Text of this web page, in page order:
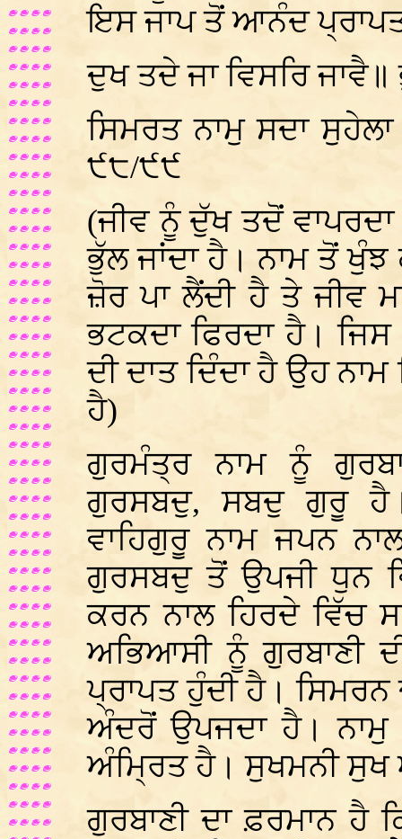
ਇਸ ਜਾਪ ਤੋਂ ਆਨੰਦ
ਦੁਖ ਤਦੇ ਜਾ ਵਿਸਰਿ
ਸਿਮਰਤ ਨਾਮੁ ਸਦਾ
੯੮/੯੯
(ਜੀਵ ਨੂੰ ਦੁੱਖ ਤਦੋਂ
ਭੁੱਲ ਜਾਂਦਾ ਹੈ। ਨਾਮ ਤੋਂ ਖੁੰਝ
ਜ਼ੋਰ ਪਾ ਲੈਂਦੀ ਹੈ ਤੇ ਜੀਵ
ਭਟਕਦਾ ਫਿਰਦਾ ਹੈ।
ਦੀ ਦਾਤ ਦਿੰਦਾ ਹੈ ਉਹ
ਹੈ)
ਗੁਰਮੰਤ੍ਰ ਨਾਮ ਨੂੰ
ਗੁਰਸਬਦੁ, ਸਬਦੁ ਗੁਰੂ
ਵਾਹਿਗੁਰੂ ਨਾਮ ਜਪਨ
ਗੁਰਸਬਦੁ ਤੋਂ ਉਪਜੀ ਧੁਨ
ਕਰਨ ਨਾਲ ਹਿਰਦੇ ਵਿੱਚ
ਅਭਿਆਸੀ ਨੂੰ ਗੁਰਬਾਣੀ
ਪ੍ਰਾਪਤ ਹੁੰਦੀ ਹੈ।
ਅੰਦਰੋਂ ਉਪਜਦਾ ਹੈ। ਨਾਮੁ
ਅੰਮ੍ਰਿਤ ਹੈ। ਸੁਖਮਨੀ ਸੁਖ
ਗੁਰਬਾਣੀ ਦਾ ਫ਼ਰਮਾਨ ਹੈ